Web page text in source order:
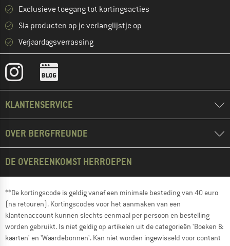
Exclusieve toegang tot kortingsacties
Sla producten op je verlanglijstje op
Verjaardagsverrassing
KLANTENSERVICE
OVER BERGFREUNDE
DE OVEREENKOMST HERROEPEN
**De kortingscode is geldig vanaf een minimale besteding van 40 euro
(na retouren). Kortingscodes voor het aanmaken van een
klantenaccount kunnen slechts eenmaal per persoon en bestelling
worden gebruikt. Is niet geldig op artikelen uit de categorieën 'Boeken &
kaarten' en 'Waardebonnen'. Kan niet worden ingewisseld voor contant